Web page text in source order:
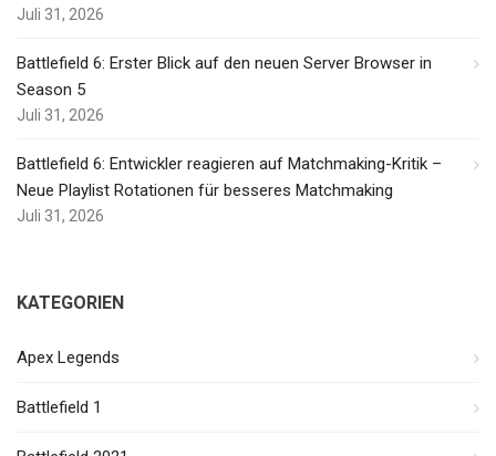
Juli 31, 2026
Battlefield 6: Erster Blick auf den neuen Server Browser in
Season 5
Juli 31, 2026
Battlefield 6: Entwickler reagieren auf Matchmaking-Kritik –
Neue Playlist Rotationen für besseres Matchmaking
Juli 31, 2026
KATEGORIEN
Apex Legends
Battlefield 1